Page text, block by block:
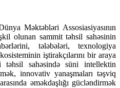
Məktəbləri Assosiasiyasının
olunan sammit təhsil sahəsinin
tələbələri, texnologiya
iştirakçılarını bir araya
təhsil sahəsində süni intellektin
innovativ yanaşmaları təşviq
əməkdaşlığı gücləndirmək